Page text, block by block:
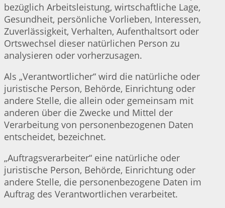
bezüglich Arbeitsleistung, wirtschaftliche Lage,
Gesundheit, persönliche Vorlieben, Interessen,
Zuverlässigkeit, Verhalten, Aufenthaltsort oder
Ortswechsel dieser natürlichen Person zu
analysieren oder vorherzusagen.
Als „Verantwortlicher“ wird die natürliche oder
juristische Person, Behörde, Einrichtung oder
andere Stelle, die allein oder gemeinsam mit
anderen über die Zwecke und Mittel der
Verarbeitung von personenbezogenen Daten
entscheidet, bezeichnet.
„Auftragsverarbeiter“ eine natürliche oder
juristische Person, Behörde, Einrichtung oder
andere Stelle, die personenbezogene Daten im
Auftrag des Verantwortlichen verarbeitet.